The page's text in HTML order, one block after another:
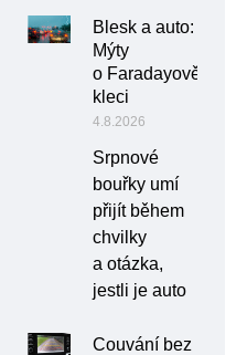
Blesk a auto:
Mýty
o Faradayově
kleci
4.8.2026
Srpnové
bouřky umí
přijít během
chvilky
a otázka,
jestli je auto
Couvání bez